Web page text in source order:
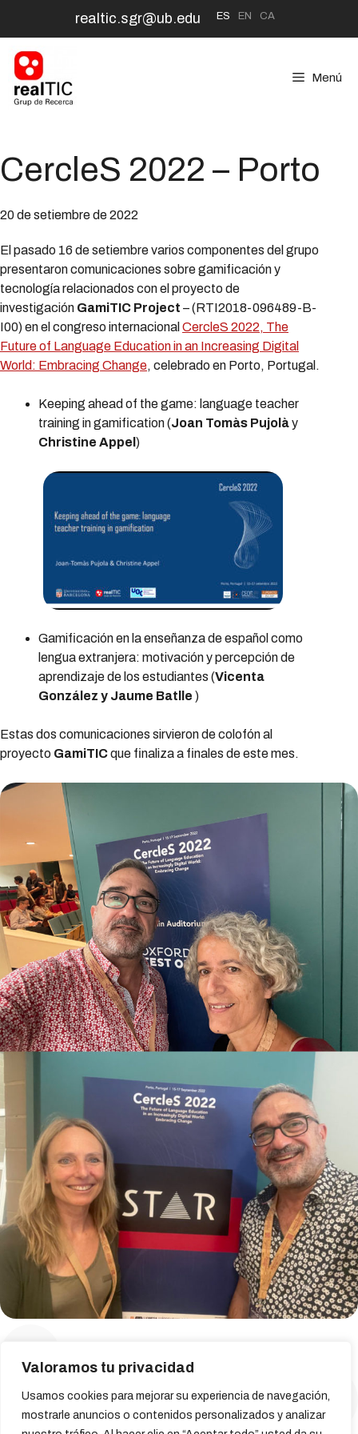
Valoramos tu privacidad
Usamos cookies para mejorar su experiencia de navegación,
mostrarle anuncios o contenidos personalizados y analizar
realtic.sgr@ub.edu ES EN CA
Menú
CercleS 2022 – Porto
20 de setiembre de 2022
El pasado 16 de setiembre varios componentes del grupo
presentaron comunicaciones sobre gamificación y
tecnología relacionados con el proyecto de
investigación GamiTIC Project – (RTI2018-096489-B-
I00) en el congreso internacional CercleS 2022, The
Future of Language Education in an Increasing Digital
World: Embracing Change, celebrado en Porto, Portugal.
Keeping ahead of the game: language teacher
training in gamification(Joan Tomàs Pujolày
Christine Appel )
Gamificación en la enseñanza de español como
lengua extranjera: motivación y percepción de
aprendizaje de los estudiantes (Vicenta
González y Jaume Batlle )
Estas dos comunicaciones sirvieron de colofón al
proyecto GamiTICque finaliza a finales de este mes.
←
→